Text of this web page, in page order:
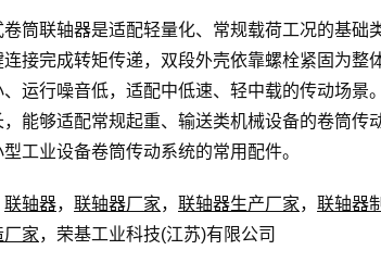
筒联轴器是适配轻量化、常规载荷工况的基础
连接完成转矩传递，双段外壳依靠螺栓紧固为
、运行噪音低，适配中低速、轻中载的传动场景
，能够适配常规起重、输送类机械设备的卷筒
型工业设备卷筒传动系统的常用配件。
联轴器， 联轴器厂家， 联轴器生产厂家， 联轴器
厂家，荣基工业科技(江苏)有限公司